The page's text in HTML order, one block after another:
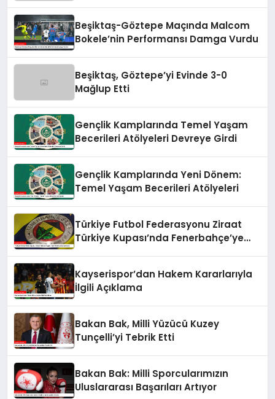
Beşiktaş-Göztepe Maçında Malcom
Bokele’nin Performansı Damga Vurdu
Beşiktaş, Göztepe’yi Evinde 3-0
Mağlup Etti
Gençlik Kamplarında Temel Yaşam
Becerileri Atölyeleri Devreye Girdi
Gençlik Kamplarında Yeni Dönem:
Temel Yaşam Becerileri Atölyeleri
Türkiye Futbol Federasyonu Ziraat
Türkiye Kupası’nda Fenerbahçe’ye
Kayserispor’dan Hakem Kararlarıyla
İlgili Açıklama
Bakan Bak, Milli Yüzücü Kuzey
Tunçelli’yi Tebrik Etti
Bakan Bak: Milli Sporcularımızın
Uluslararası Başarıları Artıyor